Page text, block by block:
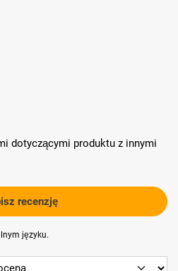
dotyczącymi produktu z innymi
recenzję
języku.